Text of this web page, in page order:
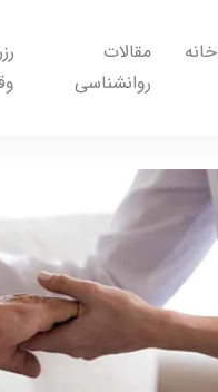
خانه
مقالات
روانشناسی